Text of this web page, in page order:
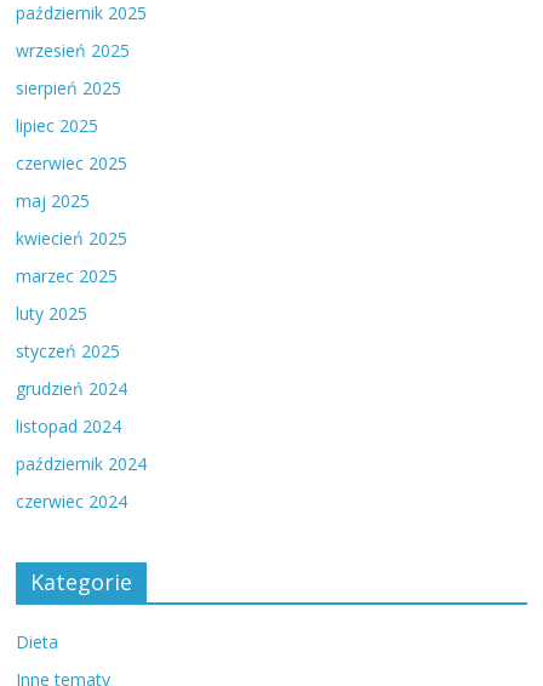
październik 2025
wrzesień 2025
sierpień 2025
lipiec 2025
czerwiec 2025
maj 2025
kwiecień 2025
marzec 2025
luty 2025
styczeń 2025
grudzień 2024
listopad 2024
październik 2024
czerwiec 2024
Kategorie
Dieta
Inne tematy